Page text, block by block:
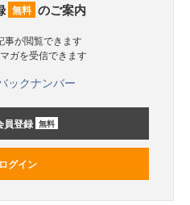
無料 のご案内
事が閲覧できます
ガを受信できます
ックナンバー
員登録 無料
ログイン